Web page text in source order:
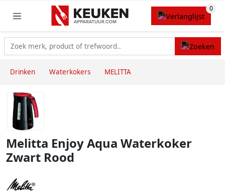
Drinken Waterkokers MELITTA
Melitta Enjoy Aqua Waterkoker
Zwart Rood